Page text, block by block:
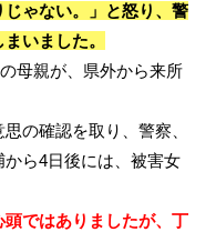
ゃない。」と怒り、警
いました。
母親が、県外から来所
の確認を取り、警察、
ら4日後には、被害女
ではありましたが、丁